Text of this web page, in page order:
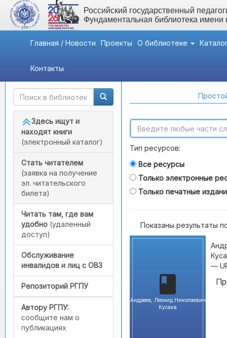
Российский государственный
Фундаментальная библиотека
Главная / Новости Проекты О библиотеке
Контакты
Быстрый доступ
Здесь ищут и
находят книги
(электронный каталог)
Стать читателем
(заявка на получение
эл. читательского
билета)
Читать там, где вам
удобно (удаленный
доступ)
Обслуживание
инвалидов и лиц с ОВЗ
Репозиторий РГПУ
Автору РГПУ:
сообщите нам о
публикациях
Тип ресурсов:
Все ресурсы
Только электронные
Только печатные
Показаны результаты
Андреев, Леонид Николаевич
Кусака
—